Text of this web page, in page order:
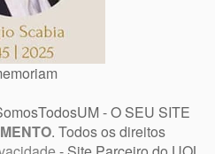
- O SEU SITE
. Todos os direitos